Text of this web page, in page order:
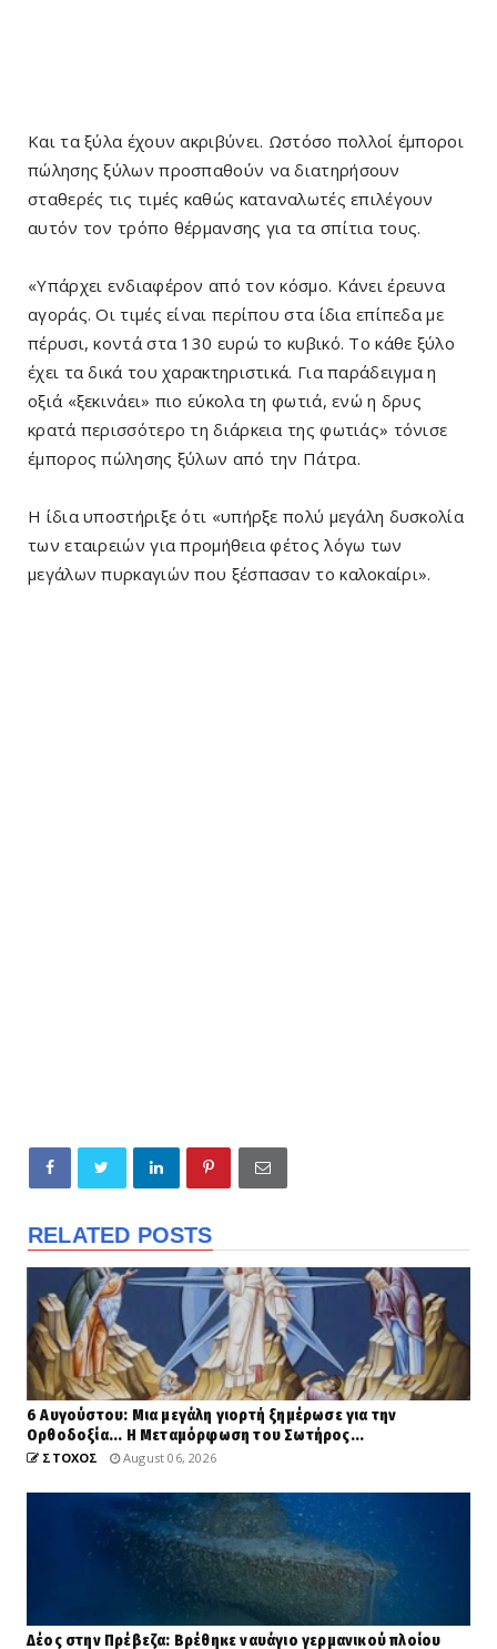
Και τα ξύλα έχουν ακριβύνει. Ωστόσο πολλοί έμποροι
πώλησης ξύλων προσπαθούν να διατηρήσουν
σταθερές τις τιμές καθώς καταναλωτές επιλέγουν
αυτόν τον τρόπο θέρμανσης για τα σπίτια τους.
«Υπάρχει ενδιαφέρον από τον κόσμο. Κάνει έρευνα
αγοράς. Οι τιμές είναι περίπου στα ίδια επίπεδα με
πέρυσι, κοντά στα 130 ευρώ το κυβικό. Το κάθε ξύλο
έχει τα δικά του χαρακτηριστικά. Για παράδειγμα η
οξιά «ξεκινάει» πιο εύκολα τη φωτιά, ενώ η δρυς
κρατά περισσότερο τη διάρκεια της φωτιάς» τόνισε
έμπορος πώλησης ξύλων από την Πάτρα.
Η ίδια υποστήριξε ότι «υπήρξε πολύ μεγάλη δυσκολία
των εταιρειών για προμήθεια φέτος λόγω των
μεγάλων πυρκαγιών που ξέσπασαν το καλοκαίρι».
RELATED POSTS
6 Αυγούστου: Μια μεγάλη γιορτή ξημέρωσε για την
Ορθοδοξία... Η Μεταμόρφωση του Σωτήρος...
ΣΤΟΧΟΣ August 06, 2026
Δέος στην Πρέβεζα: Βρέθηκε ναυάγιο γερμανικού πλοίου